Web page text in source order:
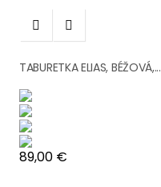
 
TABURETKA ELIAS, BÉŽOVÁ,...
Cena
89,00 €